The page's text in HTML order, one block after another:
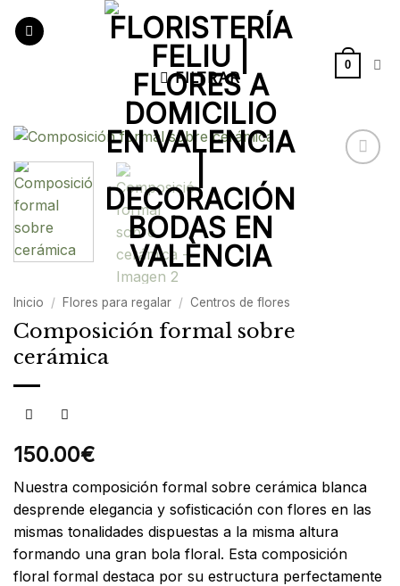
0
FILTRAR
Inicio / Flores para regalar / Centros de flores
Composición formal sobre
cerámica
150.00€
Nuestra composición formal sobre cerámica blanca
desprende elegancia y sofisticación con flores en las
mismas tonalidades dispuestas a la misma altura
formando una gran bola floral. Esta composición
floral formal destaca por su estructura perfectamente